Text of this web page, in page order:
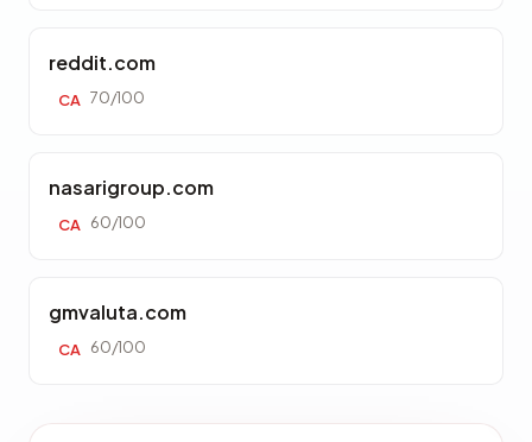
reddit.com
CA 70/100
nasarigroup.com
CA 60/100
gmvaluta.com
CA 60/100